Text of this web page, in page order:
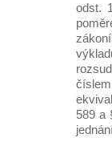
odst.
589 a